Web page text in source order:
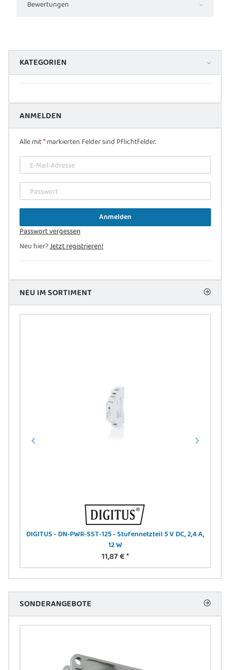
Bewertungen
KATEGORIEN
ANMELDEN
Alle mit*markierten Felder sind Pflichtfelder.
E-Mail-Adresse
Passwort
Anmelden
Passwort vergessen
Neu hier?Jetzt registrieren!
NEU IM SORTIMENT
DIGITUS - DN-PWR-SST-125 - Stufennetzteil 5 V DC, 2,4 A,
12 W
11,87 €*
SONDERANGEBOTE